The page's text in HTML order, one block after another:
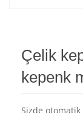
Çelik
kepenk
Sizde